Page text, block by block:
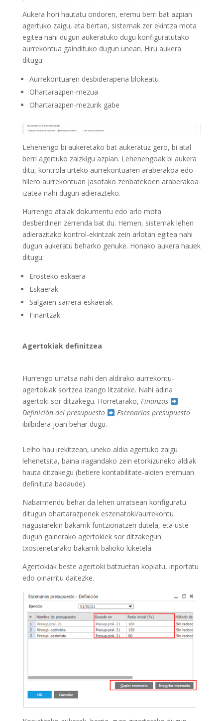
Aukera hori hautatu ondoren, eremu berri bat azpian
agertuko zaigu, eta bertan, sistemak zer ekintza mota
egitea nahi dugun aukeratuko dugu konfiguratutako
aurrekontua gaindituko dugun unean. Hiru aukera
ditugu:
Aurrekontuaren desbiderapena blokeatu
Ohartarazpen-mezua
Ohartarazpen-mezurik gabe
Lehenengo bi aukeretako bat aukeratuz gero, bi atal
berri agertuko zaizkigu azpian. Lehenengoak bi aukera
ditu, kontrola urteko aurrekontuaren araberakoa edo
hilero aurrekontuan jasotako zenbatekoen araberakoa
izatea nahi dugun adierazteko.
Hurrengo atalak dokumentu edo arlo mota
desberdinen zerrenda bat du. Hemen, sistemak lehen
adierazitako kontrol-ekintzak zein arlotan egitea nahi
dugun aukeratu beharko genuke. Honako aukera hauek
ditugu:
Erosteko eskaera
Eskaerak
Salgaien sarrera-eskaerak
Finantzak
Agertokiak definitzea
Hurrengo urratsa nahi den aldirako aurrekontu-
agertokiak sortzea izango litzateke. Nahi adina
agertoki sor ditzakegu. Horretarako, Finanzas
Definición del presupuesto
Escenarios presupuesto
ibilbidera joan behar dugu.
Leiho hau irekitzean, uneko aldia agertuko zaigu
lehenetsita, baina iragandako zein etorkizuneko aldiak
hauta ditzakegu (betiere kontabilitate-aldien eremuan
definituta badaude).
Nabarmendu behar da lehen urratsean konfiguratu
ditugun ohartarazpenek eszenatoki/aurrekontu
nagusiarekin bakarrik funtzionatzen dutela, eta uste
dugun gainerako agertokiek sor ditzakegun
txostenetarako bakarrik balioko luketela.
Agertokiak beste agertoki batzuetan kopiatu, inportatu
edo oinarritu daitezke.